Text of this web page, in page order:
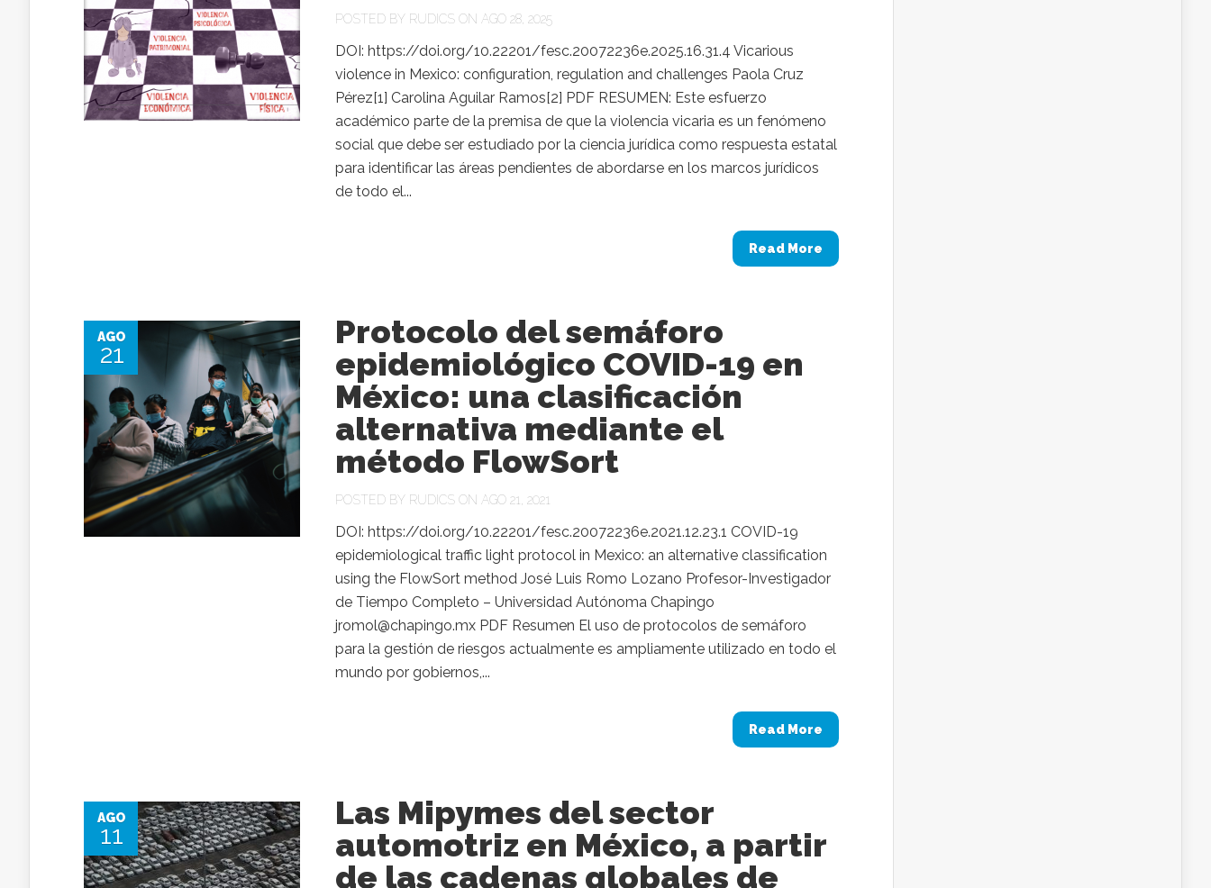
POSTED BY RUDICS ON AGO 28, 2025
DOI: https://doi.org/10.22201/fesc.20072236e.2025.16.31.4 Vicarious
violence in Mexico: configuration, regulation and challenges Paola Cruz
Pérez[1] Carolina Aguilar Ramos[2] PDF RESUMEN: Este esfuerzo
académico parte de la premisa de que la violencia vicaria es un fenómeno
social que debe ser estudiado por la ciencia jurídica como respuesta estatal
para identificar las áreas pendientes de abordarse en los marcos jurídicos
de todo el...
Read More
AGO
21
Protocolo del semáforo
epidemiológico COVID-19 en
México: una clasificación
alternativa mediante el
método FlowSort
POSTED BY RUDICS ON AGO 21, 2021
DOI: https://doi.org/10.22201/fesc.20072236e.2021.12.23.1 COVID-19
epidemiological traffic light protocol in Mexico: an alternative classification
using the FlowSort method José Luis Romo Lozano Profesor-Investigador
de Tiempo Completo – Universidad Autónoma Chapingo
jromol@chapingo.mx PDF Resumen El uso de protocolos de semáforo
para la gestión de riesgos actualmente es ampliamente utilizado en todo el
mundo por gobiernos,...
Read More
AGO
11
Las Mipymes del sector
automotriz en México, a partir
de las cadenas globales de